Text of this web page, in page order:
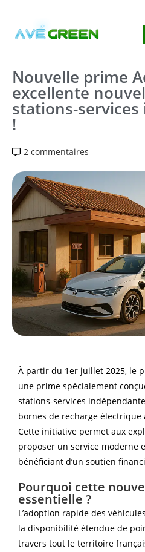
Nouvelle prime
excellente
stations-
!
2 commentaires
À partir du 1er juillet 2025, le
une prime spécialement
stations-services
bornes de recharge électrique
Cette initiative permet aux
proposer un service moderne
bénéficiant d’un soutien
Pourquoi cette
essentielle ?
L’adoption rapide des
la disponibilité étendue de
travers tout le territoire